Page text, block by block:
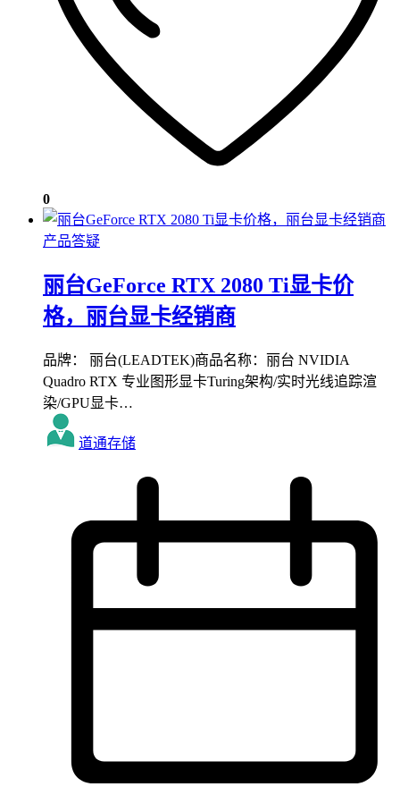
0
产品答疑
丽台GeForce RTX 2080 Ti显卡价
格，丽台显卡经销商
品牌： 丽台(LEADTEK)商品名称：丽台 NVIDIA
Quadro RTX 专业图形显卡Turing架构/实时光线追踪渲
染/GPU显卡…
道通存储